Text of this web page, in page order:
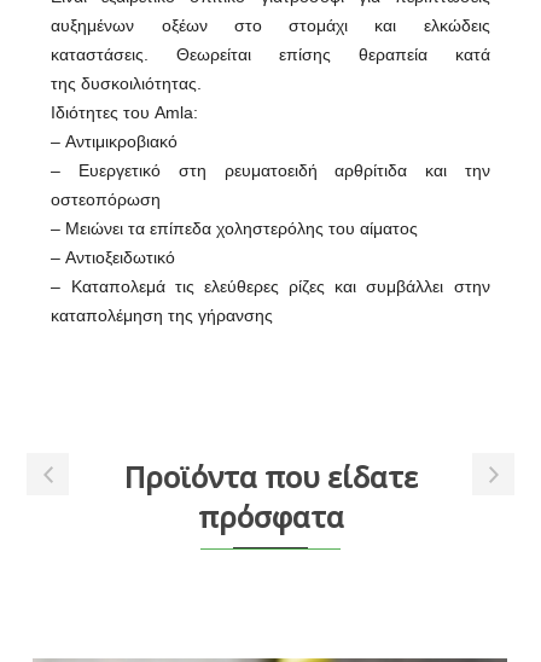
αυξημένων οξέων στο στομάχι και ελκώδεις
καταστάσεις. Θεωρείται επίσης θεραπεία κατά
της δυσκοιλιότητας.
Ιδιότητες του Amla:
– Αντιμικροβιακό
– Ευεργετικό στη ρευματοειδή αρθρίτιδα και την
οστεοπόρωση
– Μειώνει τα επίπεδα χοληστερόλης του αίματος
– Aντιοξειδωτικό
– Καταπολεμά τις ελεύθερες ρίζες και συμβάλλει στην
καταπολέμηση της γήρανσης
Προϊόντα που είδατε
πρόσφατα